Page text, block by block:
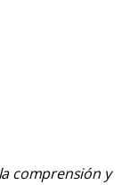
comprensión y